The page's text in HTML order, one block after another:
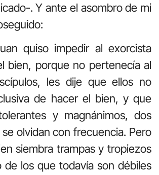
. Y ante el asombro de mi
quiso impedir al exorcista
bien, porque no pertenecía al
les dije que ellos no
de hacer el bien, y que
y magnánimos, dos
olvidan con frecuencia. Pero
siembra trampas y tropiezos
de los que todavía son débiles